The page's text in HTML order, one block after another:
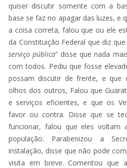
quiser discutir somente com a
base se faz no apagar das luzes, e
a coisa correta, falou que ou ele
da Constituição Federal que diz que
serviço público” disse que nada
com todos. Pediu que fosse
possam discutir de frente, e que
olhos dos outros, Falou que
e serviços eficientes, e que os
favor ou contra. Disse que se
funcionar, falou que eles voltam
população. Parabenizou a
instalação, disse que não pode
visita em breve. Comentou que